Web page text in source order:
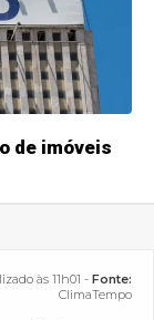
de imóveis
às 11h01 - Fonte:
ClimaTempo